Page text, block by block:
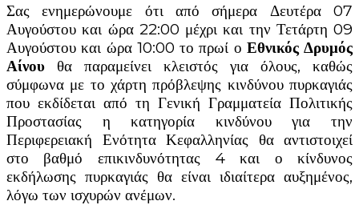
Σας ενημερώνουμε ότι από σήμερα Δευτέρα 07
Αυγούστου και ώρα 22:00 μέχρι και την Τετάρτη 09
Αυγούστου και ώρα 10:00 το πρωί ο Εθνικός Δρυμός
Αίνου θα παραμείνει κλειστός για όλους, καθώς
σύμφωνα με το χάρτη πρόβλεψης κινδύνου πυρκαγιάς
που εκδίδεται από τη Γενική Γραμματεία Πολιτικής
Προστασίας η κατηγορία κινδύνου για την
Περιφερειακή Ενότητα Κεφαλληνίας θα αντιστοιχεί
στο βαθμό επικινδυνότητας 4 και ο κίνδυνος
εκδήλωσης πυρκαγιάς θα είναι ιδιαίτερα αυξημένος,
λόγω των ισχυρών ανέμων.